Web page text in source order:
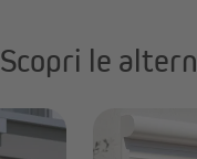
Scopri le